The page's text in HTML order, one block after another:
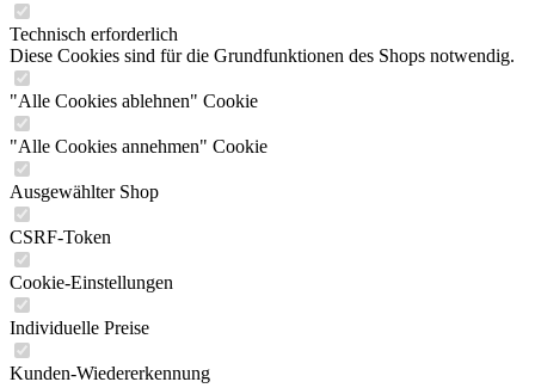
Technisch erforderlich
Diese Cookies sind für die Grundfunktionen des Shops notwendig.
"Alle Cookies ablehnen" Cookie
"Alle Cookies annehmen" Cookie
Ausgewählter Shop
CSRF-Token
Cookie-Einstellungen
Individuelle Preise
Kunden-Wiedererkennung